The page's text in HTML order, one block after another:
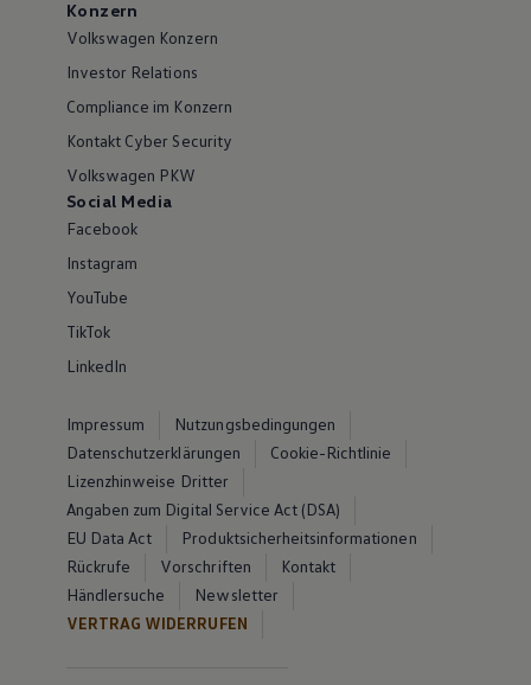
Konzern
Volkswagen Konzern
Investor Relations
Compliance im Konzern
Kontakt Cyber Security
Volkswagen PKW
Social Media
Facebook
Instagram
YouTube
TikTok
LinkedIn
Impressum
Nutzungsbedingungen
Datenschutzerklärungen
Cookie-Richtlinie
Lizenzhinweise Dritter
Angaben zum Digital Service Act (DSA)
EU Data Act
Produktsicherheitsinformationen
Rückrufe
Vorschriften
Kontakt
Händlersuche
Newsletter
VERTRAG WIDERRUFEN